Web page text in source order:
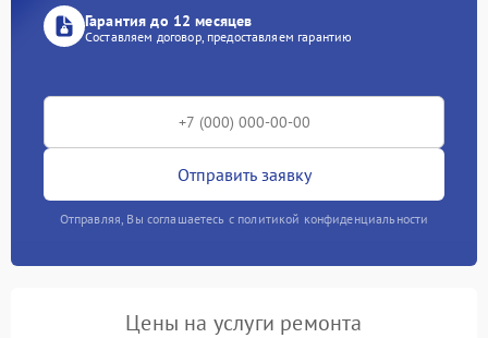
Гарантия до 12 месяцев
Составляем договор, предоставляем гарантию
Отправить заявку
Отправляя, Вы соглашаетесь с политикой конфиденциальности
Цены на услуги ремонта